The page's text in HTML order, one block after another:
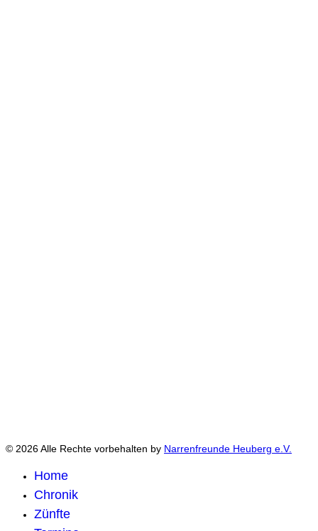
© 2026 Alle Rechte vorbehalten by Narrenfreunde Heuberg e.V.
Home
Chronik
Zünfte